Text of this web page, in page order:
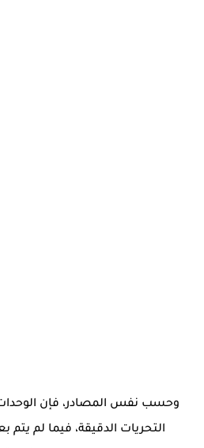
وحسب نفس المصادر، فإن
التحريات الدقيقة، فيما لم يتم